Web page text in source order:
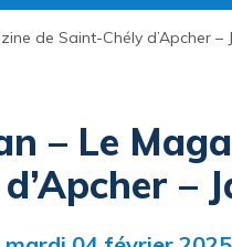
de Saint-Chély d’Apcher –
– Le
d’Apcher –